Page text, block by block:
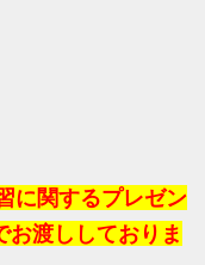
に関するプレゼン
お渡ししておりま